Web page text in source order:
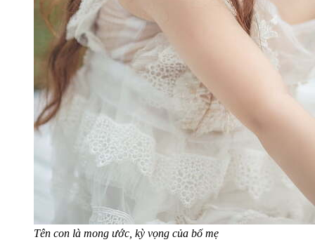
Tên con là mong ước, kỳ vọng của bố mẹ